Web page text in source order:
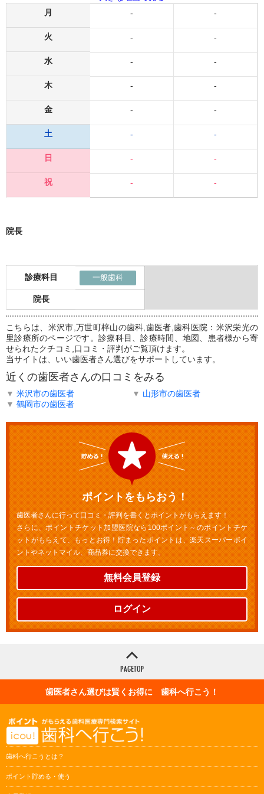
月
火
水
木
金
土
日
祝
-
-
-
-
-
-
-
-
-
-
-
-
-
-
-
-
院長
診療科目 一般歯科
院長
こちらは、米沢市,万世町梓山の歯科,歯医者,歯科医院：米沢栄光の
里診療所のページです。診療科目、診療時間、地図、患者様から寄
せられたクチコミ,口コミ・評判がご覧頂けます。
当サイトは、いい歯医者さん選びをサポートしています。
近くの歯医者さんの口コミをみる
▼ 米沢市の歯医者 ▼ 山形市の歯医者
▼ 鶴岡市の歯医者
ポイントをもらおう！
歯医者さんに行って口コミ・評判を書くとポイントがもらえます！
さらに、ポイントチケット加盟医院なら100ポイント～のポイントチケ
ットがもらえて、もっとお得！貯まったポイントは、楽天スーパーポイ
ントやネットマイル、商品券に交換できます。
無料会員登録
ログイン
歯医者さん選びは賢くお得に 歯科へ行こう！
歯科へ行こうとは？
ポイント貯める・使う